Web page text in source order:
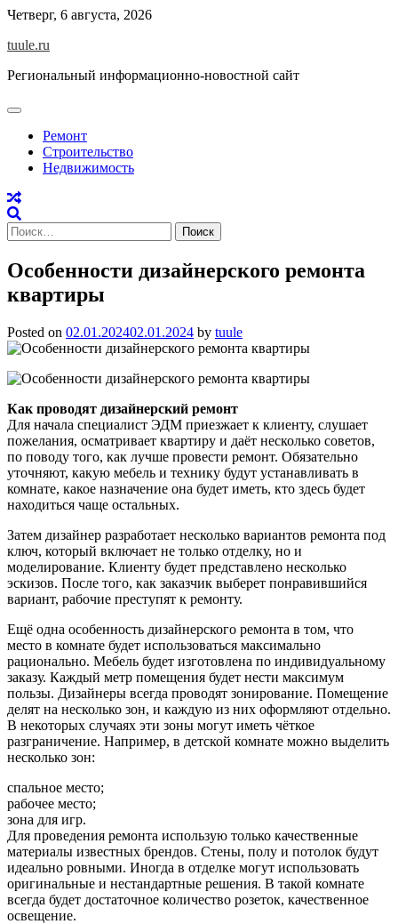
Skip
content
Четверг, 6 августа, 2026
tuule.ru
Региональный информационно-новостной сайт
Ремонт
Строительство
Недвижимость
Найти:
Особенности дизайнерского ремонта
квартиры
Posted on 02.01.202402.01.2024 by tuule
Как проводят дизайнерский ремонт
Для начала специалист ЭДМ приезжает к клиенту, слушает
пожелания, осматривает квартиру и даёт несколько советов,
по поводу того, как лучше провести ремонт. Обязательно
уточняют, какую мебель и технику будут устанавливать в
комнате, какое назначение она будет иметь, кто здесь будет
находиться чаще остальных.
Затем дизайнер разработает несколько вариантов ремонта под
ключ, который включает не только отделку, но и
моделирование. Клиенту будет представлено несколько
эскизов. После того, как заказчик выберет понравившийся
вариант, рабочие преступят к ремонту.
Ещё одна особенность дизайнерского ремонта в том, что
место в комнате будет использоваться максимально
рационально. Мебель будет изготовлена по индивидуальному
заказу. Каждый метр помещения будет нести максимум
пользы. Дизайнеры всегда проводят зонирование. Помещение
делят на несколько зон, и каждую из них оформляют отдельно.
В некоторых случаях эти зоны могут иметь чёткое
разграничение. Например, в детской комнате можно выделить
несколько зон:
спальное место;
рабочее место;
зона для игр.
Для проведения ремонта использую только качественные
материалы известных брендов. Стены, полу и потолок будут
идеально ровными. Иногда в отделке могут использовать
оригинальные и нестандартные решения. В такой комнате
всегда будет достаточное количество розеток, качественное
освещение.